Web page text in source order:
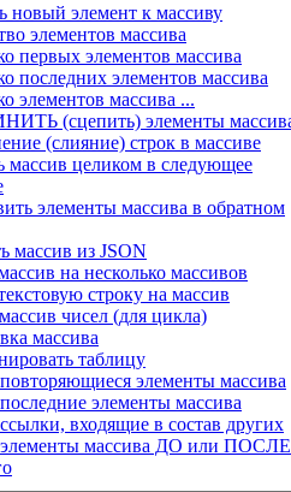
новый элемент к массиву
элементов массива
первых элементов массива
последних элементов массива
элементов массива ...
(сцепить) элементы
(слияние) строк в массиве
массив целиком в следующее
элементы массива в обратном
массив из JSON
на несколько массивов
строку на массив
чисел (для цикла)
массива
таблицу
элементы массива
элементы массива
входящие в состав других
элементы массива ДО или ПОСЛЕ